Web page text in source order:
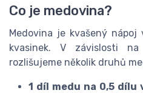
Co je medovina?
Medovina je kvašený
kvasinek. V závislosti
rozlišujeme několik druhů
1 díl medu na 0,5 dílu